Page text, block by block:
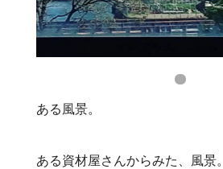
ある風景。
ある資材屋さんからみた、風景。